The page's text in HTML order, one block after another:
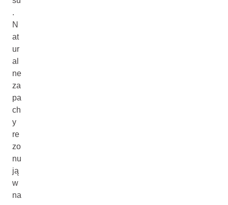
.
N
at
ur
al
ne
za
pa
ch
y
re
zo
nu
ją
w
na